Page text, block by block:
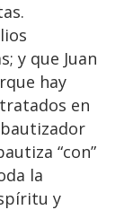
y que Juan
hay
en
“con”
la
y